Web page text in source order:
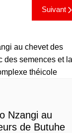
Suivant
Nzangi au
de Butuhe